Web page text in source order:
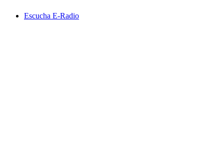
Escucha E-Radio